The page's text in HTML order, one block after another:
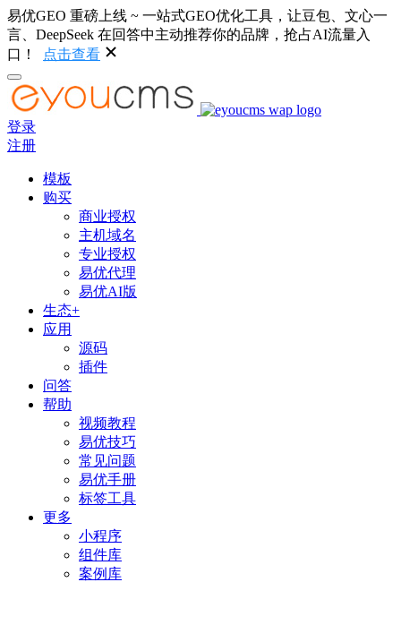
易优GEO 重磅上线 ~ 一站式GEO优化工具，让豆包、文心一
言、DeepSeek 在回答中主动推荐你的品牌，抢占AI流量入
口！
点击查看
登录
注册
模板
购买
商业授权
主机域名
专业授权
易优代理
易优AI版
生态+
应用
源码
插件
问答
帮助
视频教程
易优技巧
常见问题
易优手册
标签工具
更多
小程序
组件库
案例库